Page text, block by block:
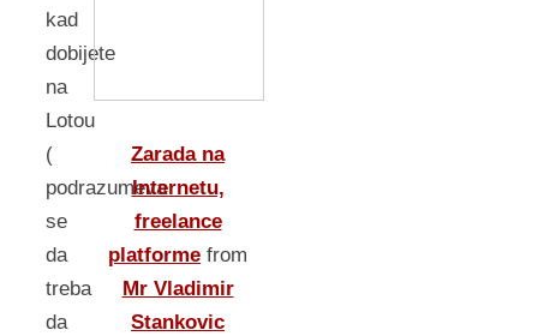
kad
dobijete
na
Lotou
(
podrazumeva
se
da
treba
da
Zarada na
Internetu,
freelance
platforme from
Mr Vladimir
Stankovic